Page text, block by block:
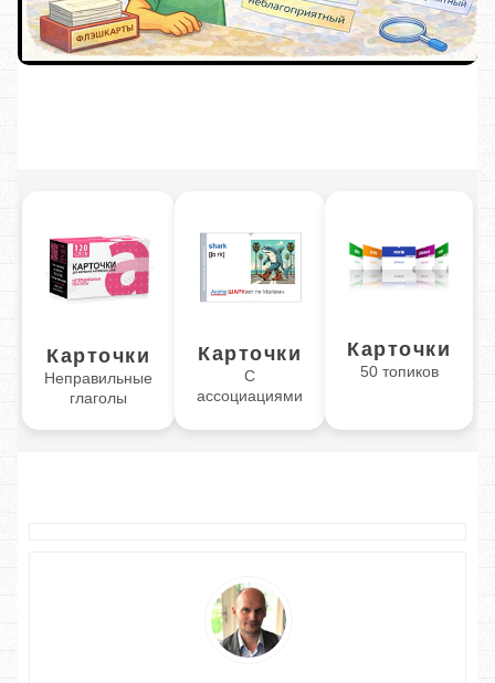
Карточки
Неправильные
глаголы
Карточки
С
ассоциациями
Карточки
50 топиков